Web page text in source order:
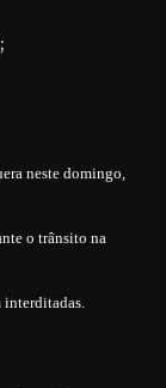
neste domingo,
o trânsito na
interditadas.